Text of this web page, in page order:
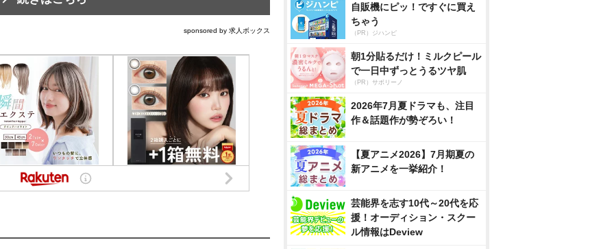
sponsored by 求人ボックス
自販機にピッ！ですぐに買え
ちゃう
（PR）ジハンピ
朝1分貼るだけ！ミルクピール
で一日中ずっとうるツヤ肌
（PR）サボリーノ
2026年7月夏ドラマも、注目
作＆話題作が勢ぞろい！
【夏アニメ2026】7月期夏の
新アニメを一挙紹介！
芸能界を志す10代～20代を応
援！オーディション・スクー
ル情報はDeview